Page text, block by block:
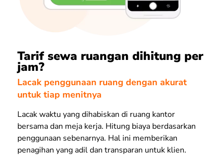
Tarif sewa ruangan dihitung per
jam?
Lacak penggunaan ruang dengan akurat
untuk tiap menitnya
Lacak waktu yang dihabiskan di ruang kantor
bersama dan meja kerja. Hitung biaya berdasarkan
penggunaan sebenarnya. Hal ini memberikan
penagihan yang adil dan transparan untuk klien.